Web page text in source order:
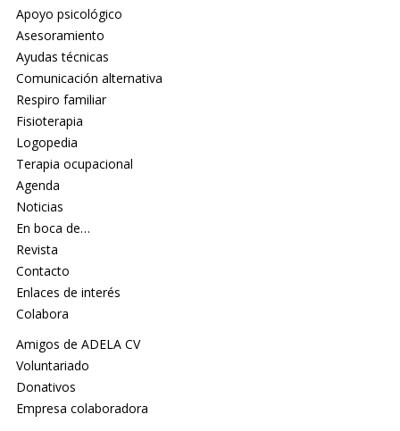
Apoyo psicológico
Asesoramiento
Ayudas técnicas
Comunicación alternativa
Respiro familiar
Fisioterapia
Logopedia
Terapia ocupacional
Agenda
Noticias
En boca de…
Revista
Contacto
Enlaces de interés
Colabora
Amigos de ADELA CV
Voluntariado
Donativos
Empresa colaboradora